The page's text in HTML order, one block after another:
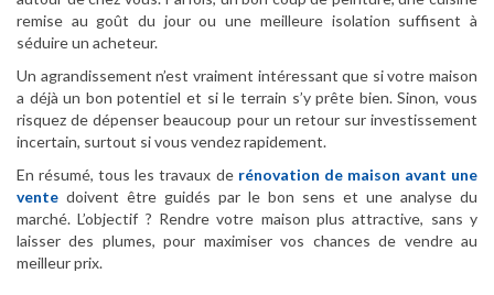
remise au goût du jour ou une meilleure isolation suffisent à
séduire un acheteur.
Un agrandissement n’est vraiment intéressant que si votre maison
a déjà un bon potentiel et si le terrain s’y prête bien. Sinon, vous
risquez de dépenser beaucoup pour un retour sur investissement
incertain, surtout si vous vendez rapidement.
En résumé, tous les travaux de rénovation de maison avant une
vente doivent être guidés par le bon sens et une analyse du
marché. L’objectif ? Rendre votre maison plus attractive, sans y
laisser des plumes, pour maximiser vos chances de vendre au
meilleur prix.